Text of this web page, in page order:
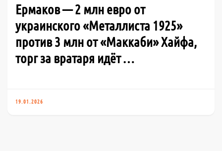
Ермаков — 2 млн евро от
украинского «Металлиста 1925»
против 3 млн от «Маккаби» Хайфа,
торг за вратаря идёт …
19.01.2026